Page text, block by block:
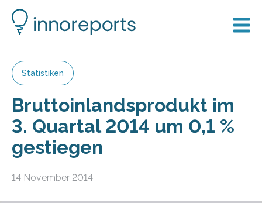
Statistiken
Brutto­inlands­produkt im
3. Quar­tal 2014 um 0,1 %
ge­stiegen
14 November 2014